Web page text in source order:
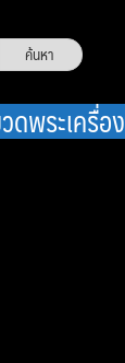
ดพระเครื่อง